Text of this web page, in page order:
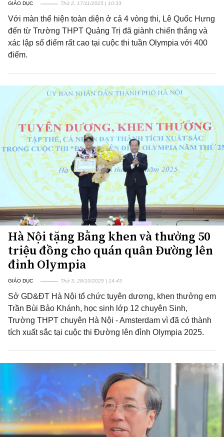
GIÁO DỤC Thứ 2, 17/11/2025 | 10:33
Với màn thể hiện toàn diện ở cả 4 vòng thi, Lê Quốc Hưng
đến từ Trường THPT Quảng Trị đã giành chiến thắng và
xác lập số điểm rất cao tại cuộc thi tuần Olympia với 400
điểm.
Hà Nội tặng Bằng khen và thưởng 50
triệu đồng cho quán quân Đường lên
đỉnh Olympia
GIÁO DỤC Thứ 3, 28/10/2025 | 14:43
Sở GD&ĐT Hà Nội tổ chức tuyên dương, khen thưởng em
Trần Bùi Bảo Khánh, học sinh lớp 12 chuyên Sinh,
Trường THPT chuyên Hà Nội - Amsterdam vì đã có thành
tích xuất sắc tại cuộc thi Đường lên đỉnh Olympia 2025.